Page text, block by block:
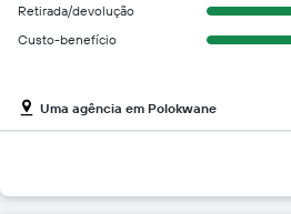
Retirada/devolução
Custo-benefício
Uma agência em Polokwane